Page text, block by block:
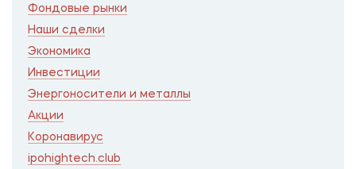
Фондовые рынки
Наши сделки
Экономика
Инвестиции
Энергоносители и металлы
Акции
Коронавирус
ipohightech.club